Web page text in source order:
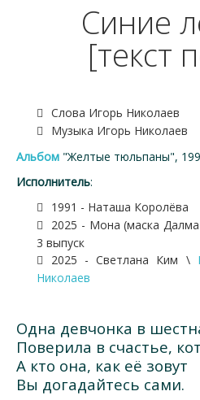
Синие
[текст
Слова Игорь Николаев
Музыка Игорь Николаев
Альбом "Желтые тюльпаны",
Исполнитель:
1991 - Наташа Королёва
2025 - Мона (маска
3 выпуск
2025 - Светлана Ким \
Николаев
Одна девчонка в
Поверила в счастье,
А кто она, как её зовут
Вы догадайтесь сами.